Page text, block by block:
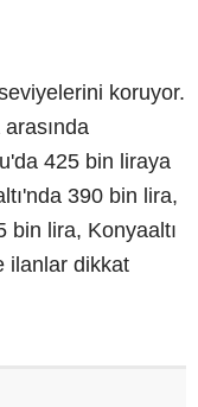
koruyor.
425 bin liraya
390 bin lira,
bin lira, Konyaaltı
ilanlar dikkat